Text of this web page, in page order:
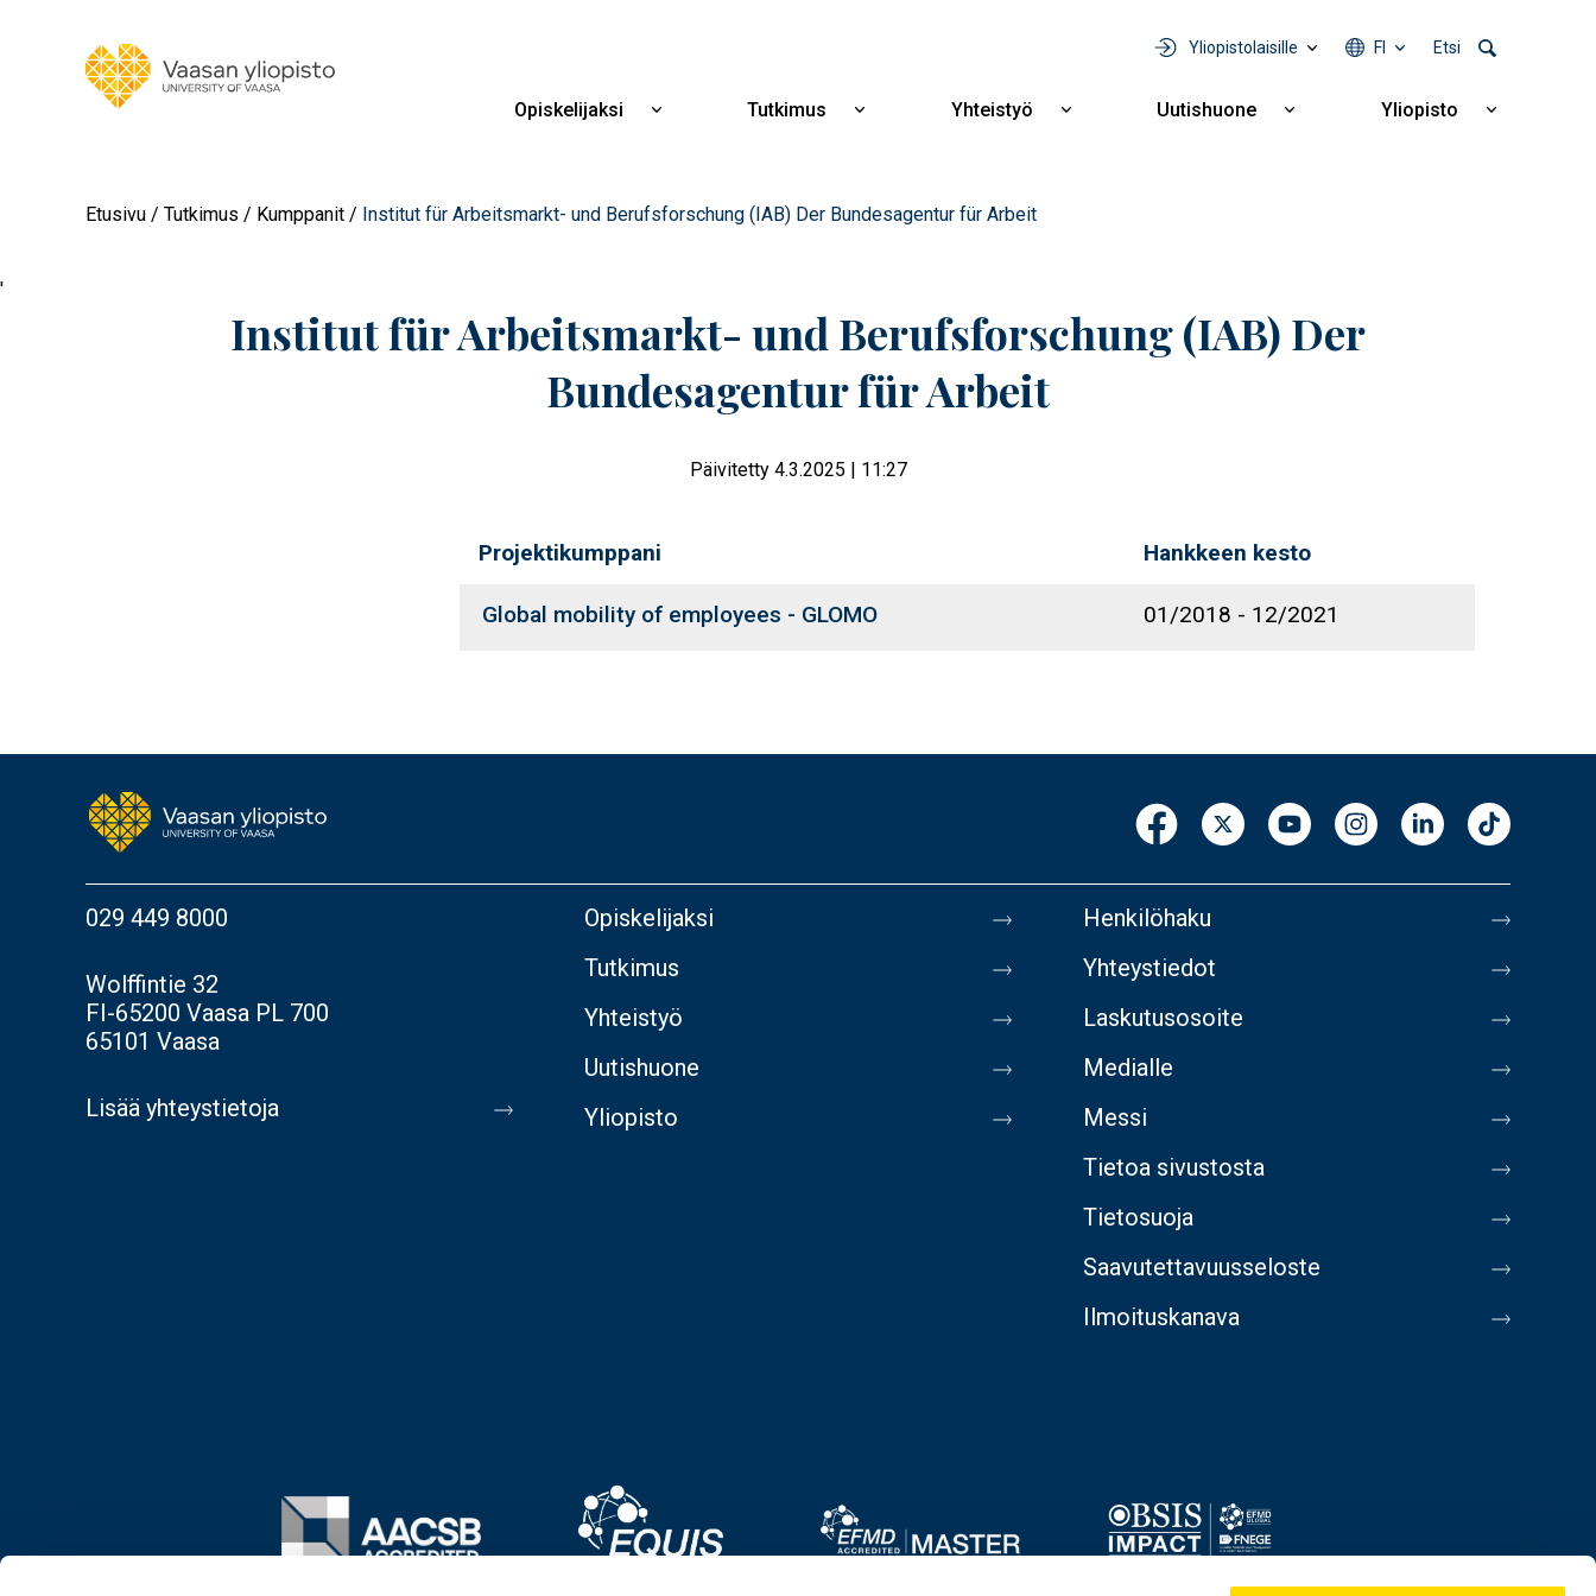
Yliopistolaisille FI Etsi
Opiskelijaksi
Näytä
Tutkimus
Näytä
Yhteistyö
Näytä
Uutishuone
Näytä
Yliopisto
Näytä
Etusivu Tutkimus Kumppanit Institut für Arbeitsmarkt- und Berufsforschung (IAB) Der Bundesagentur für Arbeit
'
Institut für Arbeitsmarkt- und Berufsforschung (IAB) Der
Bundesagentur für Arbeit
Päivitetty 4.3.2025 | 11:27
Projektikumppani Hankkeen kesto
Global mobility of employees - GLOMO 01/2018 - 12/2021
029 449 8000
Wolffintie 32
FI-65200 Vaasa PL 700
65101 Vaasa
Lisää yhteystietoja
Opiskelijaksi
Tutkimus
Yhteistyö
Uutishuone
Yliopisto
Henkilöhaku
Yhteystiedot
Laskutusosoite
Medialle
Messi
Tietoa sivustosta
Tietosuoja
Saavutettavuusseloste
Ilmoituskanava
Image Image
Image
Image